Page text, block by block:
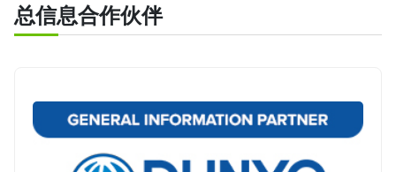
总信息合作伙伴